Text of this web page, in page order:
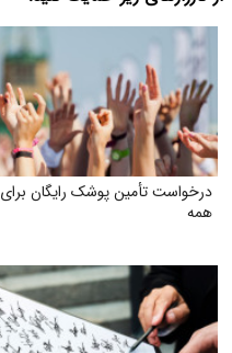
درخواست تأمین پوشک رایگان برای
همه